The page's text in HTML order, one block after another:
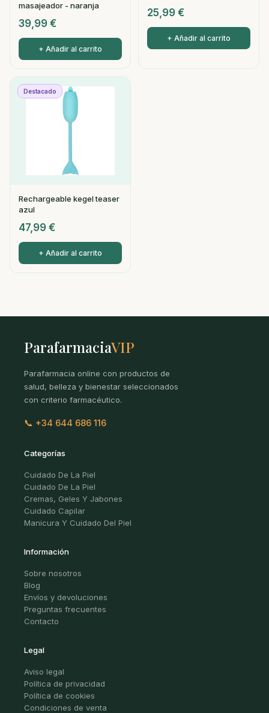
masajeador - naranja
39,99 €
+ Añadir al carrito
25,99 €
+ Añadir al carrito
Destacado
Rechargeable kegel teaser
azul
47,99 €
+ Añadir al carrito
ParafarmaciaVIP
Parafarmacia online con productos de
salud, belleza y bienestar seleccionados
con criterio farmacéutico.
📞 +34 644 686 116
Categorías
Cuidado De La Piel
Cuidado De La Piel
Cremas, Geles Y Jabones
Cuidado Capilar
Manicura Y Cuidado Del Piel
Información
Sobre nosotros
Blog
Envíos y devoluciones
Preguntas frecuentes
Contacto
Legal
Aviso legal
Política de privacidad
Política de cookies
Condiciones de venta